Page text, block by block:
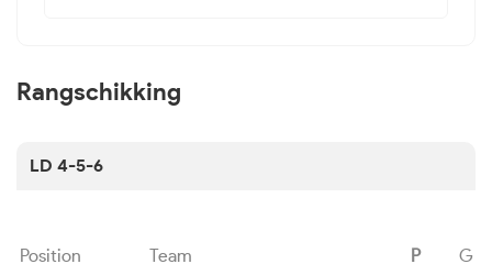
Rangschikking
LD 4-5-6
Position Team P G